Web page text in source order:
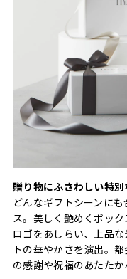
贈り物にふさわしい特
どんなギフトシーンに
ス。美しく艶めくボッ
ロゴをあしらい、上品
トの華やかさを演出。
の感謝や祝福のあたたか